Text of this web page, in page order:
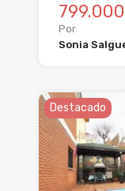
Por
Sonia
Destacado